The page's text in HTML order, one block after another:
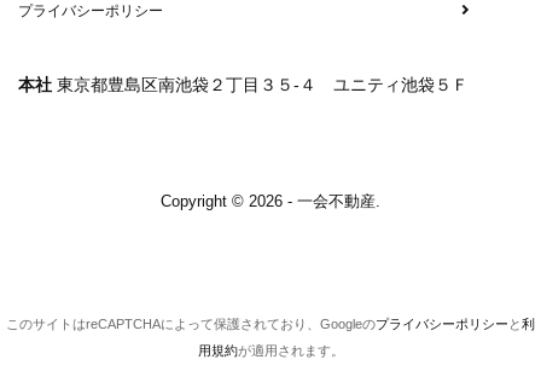
プライバシーポリシー
本社 東京都豊島区南池袋２丁目３５-４ ユニティ池袋５Ｆ
Copyright © 2026 - 一会不動産.
このサイトはreCAPTCHAによって保護されており、Googleのプライバシーポリシー と利
用規約が適用されます。